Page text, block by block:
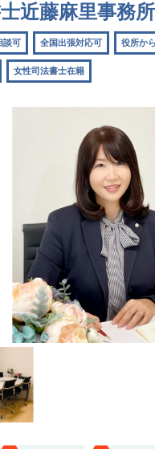
近藤麻里事務所
談可 全国出張対応可 役所か
女性司法書士在籍